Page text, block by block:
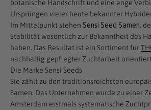
botanische Handschrift und eine enge
Ursprüngen vieler heute bekannter
Im Mittelpunkt stehen Sensi Seed Samen,
Stabilität wesentlich zur Bekanntheit des
haben. Das Resultat ist ein Sortiment für
nachhaltig gepflegter Zuchtarbeit
Die Marke Sensi Seeds
Sie zählt zu den traditionsreichsten
Samen. Das Unternehmen wurde zu einer
Amsterdam erstmals systematische